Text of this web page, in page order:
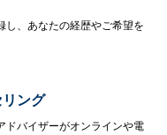
し、あなたの経歴やご希望を
ング
ドバイザーがオンラインや電